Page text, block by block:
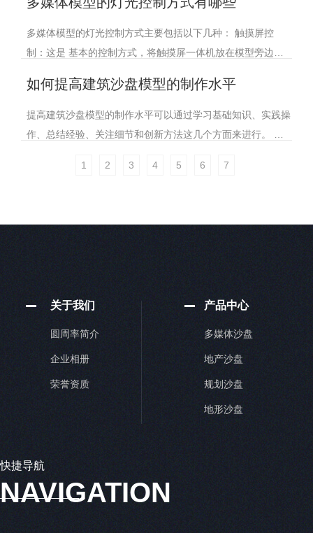
多年。 极端使用条件下：使
多媒体模型的灯光控制方式主要包括以下几种： 触摸屏控
制：这是 基本的控制方式，将触摸屏一体机放在模型旁边或
摸屏幕来演示。 IPAD遥控
如何提高建筑沙盘模型的制作水平
提高建筑沙盘模型的制作水平可以通过学习基础知识、实践操
作、总结经验、关注细节和创新方法这几个方面来进行。 学
1 2 3 4 5 6 7
关于我们
圆周率简介
企业相册
荣誉资质
产品中心
多媒体沙盘
地产沙盘
规划沙盘
地形沙盘
快捷导航
NAVIGATION